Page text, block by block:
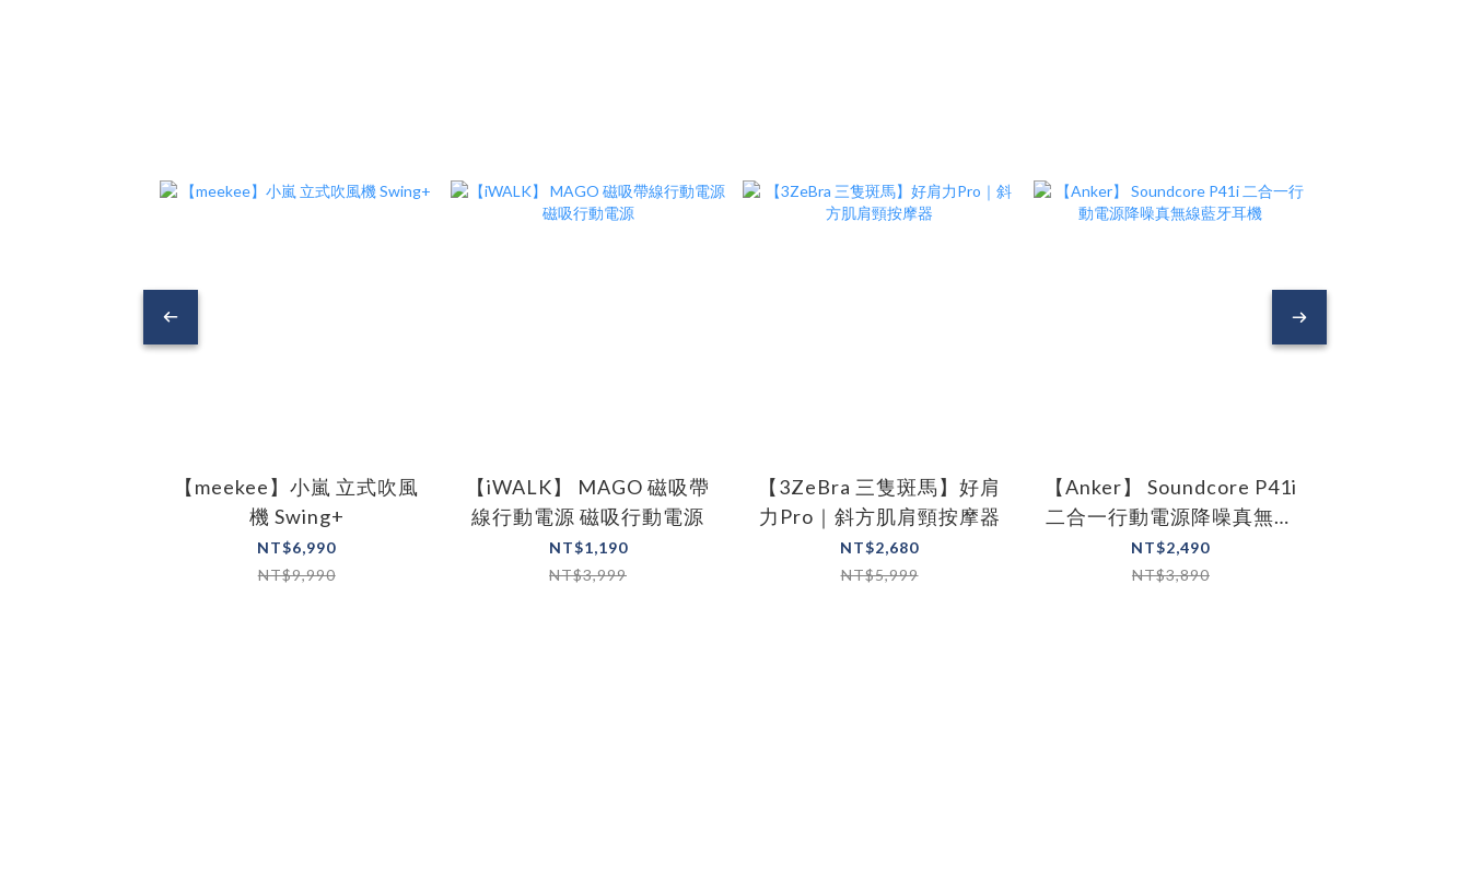
【meekee】小嵐 立式吹風
機 Swing+
NT$6,990
NT$9,990
【iWALK】 MAGO 磁吸帶
線行動電源 磁吸行動電源
NT$1,190
NT$3,999
【3ZeBra 三隻斑馬】好肩
力Pro｜斜方肌肩頸按摩器
NT$2,680
NT$5,999
【Anker】 Soundcore P41i
二合一行動電源降噪真無線
藍牙耳機
NT$2,490
NT$3,890